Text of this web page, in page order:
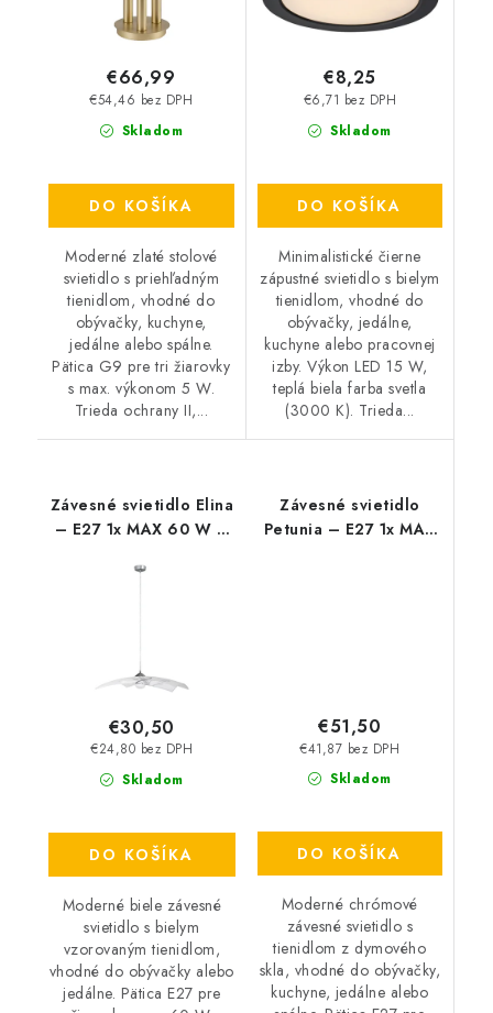
Skladom
€54,46 bez DPH
€66,99
DO KOŠÍKA
Moderné zlaté stolové
svietidlo s priehľadným
tienidlom, vhodné do
obývačky, kuchyne,
jedálne alebo spálne.
Pätica G9 pre tri žiarovky
s max. výkonom 5 W.
Trieda ochrany II,...
Skladom
€6,71 bez DPH
€8,25
DO KOŠÍKA
Minimalistické čierne
zápustné svietidlo s bielym
tienidlom, vhodné do
obývačky, jedálne,
kuchyne alebo pracovnej
izby. Výkon LED 15 W,
teplá biela farba svetla
(3000 K). Trieda...
Závesné svietidlo Elina
– E27 1x MAX 60 W –
Skladom
€24,80 bez DPH
€30,50
DO KOŠÍKA
Moderné biele závesné
svietidlo s bielym
vzorovaným tienidlom,
vhodné do obývačky alebo
jedálne. Pätica E27 pre
Závesné svietidlo
Petunia – E27 1x MAX
Skladom
€41,87 bez DPH
€51,50
DO KOŠÍKA
Moderné chrómové
závesné svietidlo s
tienidlom z dymového
skla, vhodné do obývačky,
kuchyne, jedálne alebo